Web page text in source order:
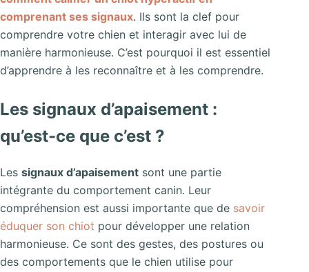
comprenant ses signaux. Ils sont la clef pour
comprendre votre chien et interagir avec lui de
manière harmonieuse. C’est pourquoi il est essentiel
d’apprendre à les reconnaître et à les comprendre.
Les signaux d’apaisement :
qu’est-ce que c’est ?
Les signaux d’apaisement sont une partie
intégrante du comportement canin. Leur
compréhension est aussi importante que de savoir
éduquer son chiot pour développer une relation
harmonieuse. Ce sont des gestes, des postures ou
des comportements que le chien utilise pour